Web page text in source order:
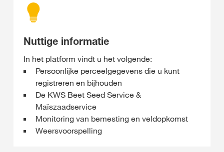
Nuttige informatie
In het platform vindt u het volgende:
Persoonlijke perceelgegevens die u kunt
registreren en bijhouden
De KWS Beet Seed Service &
Maïszaadservice
Monitoring van bemesting en veldopkomst
Weersvoorspelling